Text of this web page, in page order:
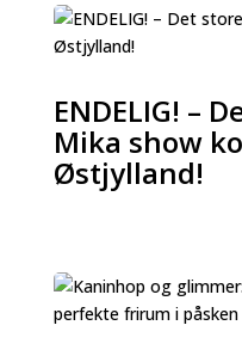
ENDELIG! –
Mika show
Østjylland!